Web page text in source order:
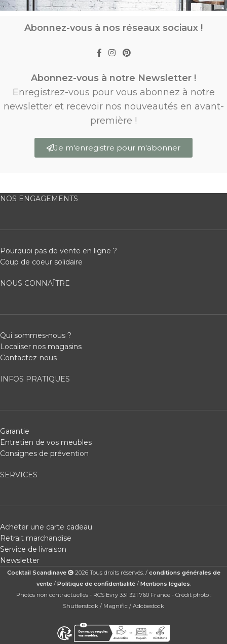
Abonnez-vous à nos réseaux sociaux !
Abonnez-vous à notre Newsletter !
Enregistrez-vous pour vous abonnez à notre
newsletter et recevoir nos nouveautés en avant-
première !
Je m'enregistre pour m'abonner
NOS ENGAGEMENTS
Pourquoi pas de vente en ligne ?
Coup de coeur solidaire
NOUS CONNAÎTRE
Qui sommes-nous ?
Localiser nos magasins
Contactez-nous
INFOS PRATIQUES
Garantie
Entretien de vos meubles
Consignes de prévention
SERVICES
Acheter une carte cadeau
Retrait marchandise
Service de livraison
Newsletter
Cocktail Scandinave 2026 Tous droits réservés. / conditions générales de
vente/ Politique de confidentialité/ Mentions légales.
Photos non contractuelles - RCS Evry 331 321 760 France - Crédit photo :
Shutterstock / Magnific / Adobestock